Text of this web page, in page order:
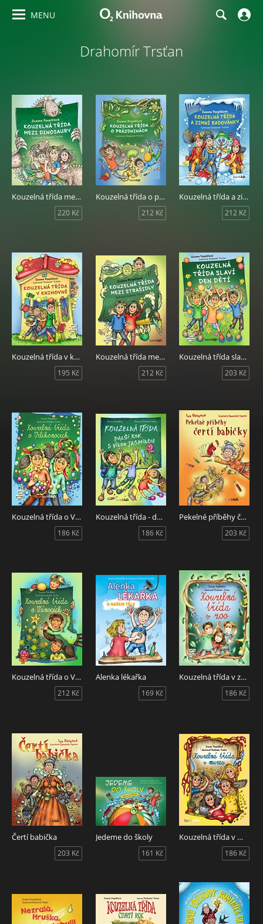
MENU
Drahomír Trsťan
Kouzelná třída mezi dinosaury
220 Kč
Kouzelná třída o prázdninách
212 Kč
Kouzelná třída a zimní radovánky
212 Kč
Kouzelná třída v knihovně
195 Kč
Kouzelná třída mezi strašidly
212 Kč
Kouzelná třída slaví Den dětí
203 Kč
Kouzelná třída o Velikonocích
186 Kč
Kouzelná třída - další rok s vílou Jasmínou
186 Kč
Pekelné příběhy čertí babičky
203 Kč
Kouzelná třída o Vánocích
212 Kč
Alenka lékařka
169 Kč
Kouzelná třída v zoo
186 Kč
Čertí babička
203 Kč
Jedeme do školy
161 Kč
Kouzelná třída v muzeu
186 Kč